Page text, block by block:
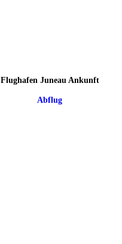
Flughafen Juneau Ankunft
Abflug